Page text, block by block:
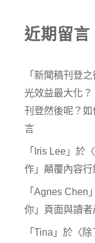
近期留言
「 新聞稿刊登
光效益最大化
刊登然後呢？如
言
「 Iris Lee 」於〈
作」顛覆內容行
「 Agnes Chen
你」頁面與讀者
「 Tina 」於〈除